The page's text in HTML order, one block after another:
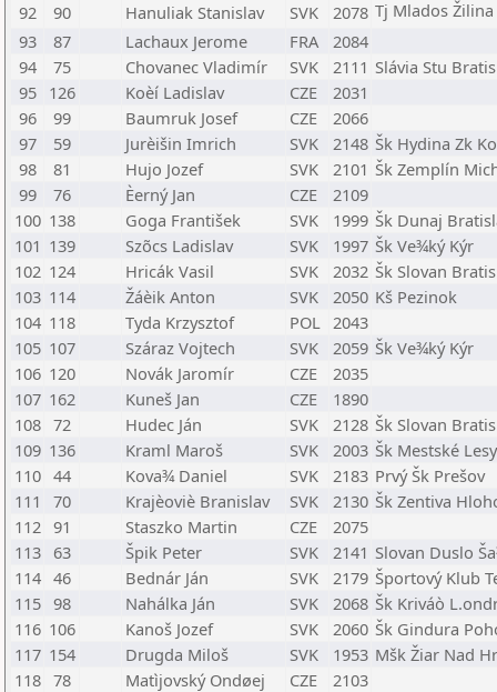
92 90 Hanuliak Stanislav SVK 2078 Tj Mlados Žilina
93
87 Lachaux Jerome FRA
2084
94
75 Chovanec Vladimír SVK 2111 Slávia Stu
95 126 Koèí Ladislav CZE
2031
96
99 Baumruk Josef CZE
2066
97
59 Jurèišin Imrich SVK 2148 Šk Hydina Zk
98
81 Hujo Jozef SVK 2101 Šk Zemplín
99
76 Èerný Jan CZE
2109
100 138 Goga František SVK 1999 Šk Dunaj
101 139 Szõcs Ladislav SVK 1997 Šk Ve¾ký Kýr
102 124 Hricák Vasil SVK 2032 Šk Slovan
103 114 Žáèik Anton SVK 2050 Kš Pezinok
104 118 Tyda Krzysztof POL 2043
105 107 Száraz Vojtech SVK 2059 Šk Ve¾ký Kýr
106 120 Novák Jaromír CZE
2035
107 162 Kuneš Jan CZE
1890
108 72 Hudec Ján SVK 2128 Šk Slovan
109 136 Kraml Maroš SVK 2003 Šk Mestské
110 44 Kova¾ Daniel SVK 2183 Prvý Šk Prešov
111
70 Krajèoviè Branislav SVK 2130 Šk Zentiva
112 91 Staszko Martin CZE
2075
113 63 Špik Peter SVK 2141 Slovan Duslo
114 46 Bednár Ján SVK 2179 Športový Klub
115 98 Nahálka Ján SVK 2068 Šk Kriváò
116 106 Kanoš Jozef SVK 2060 Šk Gindura
117 154 Drugda Miloš SVK 1953 Mšk Žiar Nad
118 78 Matìjovský Ondøej CZE
2103